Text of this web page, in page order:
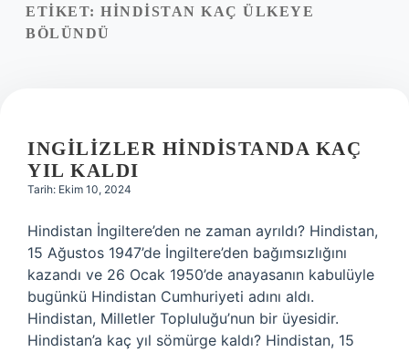
Yasal Uyarı
ETIKET: HINDISTAN KAÇ ÜLKEYE
BÖLÜNDÜ
INGILIZLER HINDISTANDA KAÇ
YIL KALDI
Tarih: Ekim 10, 2024
Hindistan İngiltere’den ne zaman ayrıldı? Hindistan,
15 Ağustos 1947’de İngiltere’den bağımsızlığını
kazandı ve 26 Ocak 1950’de anayasanın kabulüyle
bugünkü Hindistan Cumhuriyeti adını aldı.
Hindistan, Milletler Topluluğu’nun bir üyesidir.
Hindistan’a kaç yıl sömürge kaldı? Hindistan, 15